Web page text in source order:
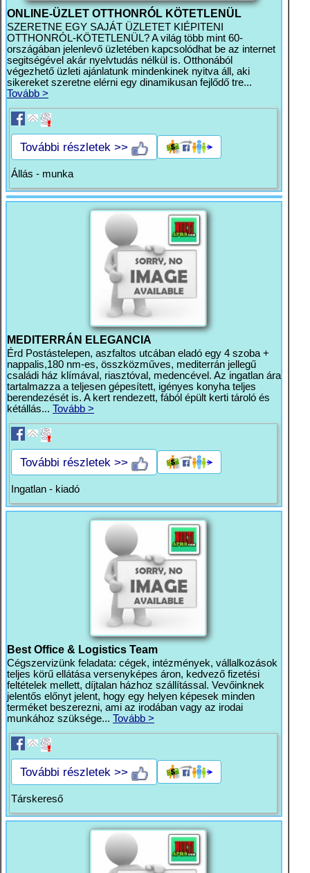
ONLINE-ÜZLET OTTHONRÓL KÖTETLENÜL
SZERETNE EGY SAJÁT ÜZLETET KIÉPITENI
OTTHONRÓL-KÖTETLENÜL? A világ több mint 60-
országában jelenlevő üzletében kapcsolódhat be az internet
segitségével akár nyelvtudás nélkül is. Otthonából
végezhető üzleti ajánlatunk mindenkinek nyitva áll, aki
sikereket szeretne elérni egy dinamikusan fejlődő tre...
Tovább >
További részletek >>
Állás - munka
MEDITERRÁN ELEGANCIA
Érd Postástelepen, aszfaltos utcában eladó egy 4 szoba +
nappalis,180 nm-es, összközműves, mediterrán jellegű
családi ház klímával, riasztóval, medencével. Az ingatlan ára
tartalmazza a teljesen gépesített, igényes konyha teljes
berendezését is. A kert rendezett, fából épült kerti tároló és
kétállás... Tovább >
További részletek >>
Ingatlan - kiadó
Best Office & Logistics Team
Cégszervizünk feladata: cégek, intézmények, vállalkozások
teljes körű ellátása versenyképes áron, kedvező fizetési
feltételek mellett, díjtalan házhoz szállítással. Vevőinknek
jelentős előnyt jelent, hogy egy helyen képesek minden
terméket beszerezni, ami az irodában vagy az irodai
munkához szüksége... Tovább >
További részletek >>
Társkereső